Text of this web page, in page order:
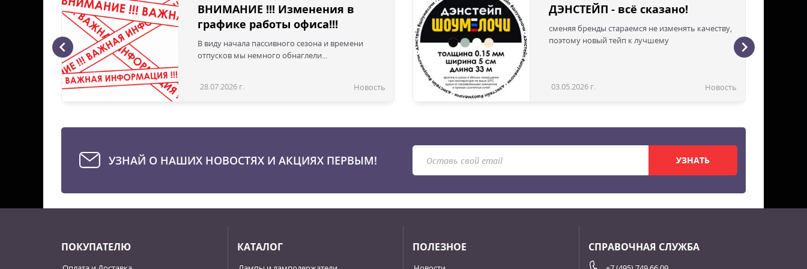
ВНИМАНИЕ !!! Изменения в
графике работы офиса!!!
В виду начала пассивного сезона и времени
отпусков мы немного обнаглели...
28.07.2026 г. Новость
ДЭНСТЕЙП - всё сказано!
сменяя бренды стараемся не изменять качеству,
поэтому новый тейп к лучшему
03.05.2026 г. Новость
УЗНАЙ О НАШИХ НОВОСТЯХ И АКЦИЯХ ПЕРВЫМ! УЗНАТЬ
ПОКУПАТЕЛЮ КАТАЛОГ ПОЛЕЗНОЕ СПРАВОЧНАЯ СЛУЖБА